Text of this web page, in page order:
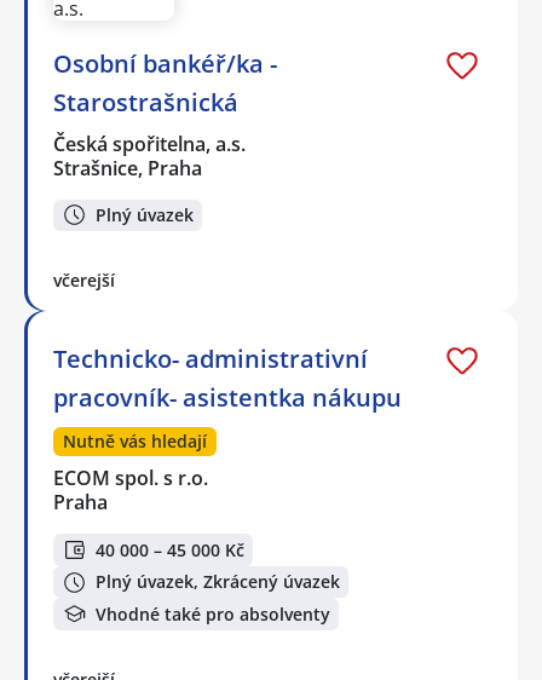
Osobní bankéř/ka -
Starostrašnická
Česká spořitelna, a.s.
Strašnice, Praha
Plný úvazek
včerejší
Technicko- administrativní
pracovník- asistentka nákupu
Nutně vás hledají
ECOM spol. s r.o.
Praha
40 000 – 45 000 Kč
Plný úvazek, Zkrácený úvazek
Vhodné také pro absolventy